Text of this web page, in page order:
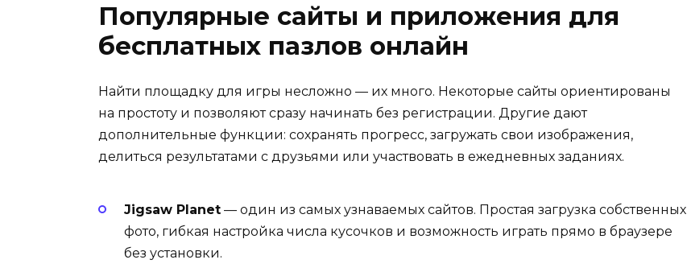
Популярные сайты и приложения для
бесплатных пазлов онлайн
Найти площадку для игры несложно — их много. Некоторые сайты ориентированы
на простоту и позволяют сразу начинать без регистрации. Другие дают
дополнительные функции: сохранять прогресс, загружать свои изображения,
делиться результатами с друзьями или участвовать в ежедневных заданиях.
Jigsaw Planet — один из самых узнаваемых сайтов. Простая загрузка собственных
фото, гибкая настройка числа кусочков и возможность играть прямо в браузере
без установки.